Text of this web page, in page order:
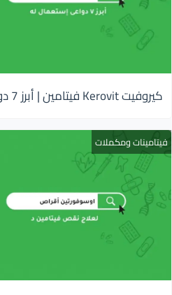
كيروفيت Kerovit فيتامين | أبرز 7 دواعى إستعمال له
فيتامينات ومكملات